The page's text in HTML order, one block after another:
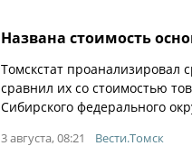
Названа стоимость
Томскстат
сравнил их со стоимостью
Сибирского федерального
3 августа, 08:21 Вести.Томск